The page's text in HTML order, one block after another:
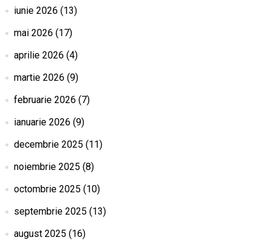
iunie 2026 (13)
mai 2026 (17)
aprilie 2026 (4)
martie 2026 (9)
februarie 2026 (7)
ianuarie 2026 (9)
decembrie 2025 (11)
noiembrie 2025 (8)
octombrie 2025 (10)
septembrie 2025 (13)
august 2025 (16)